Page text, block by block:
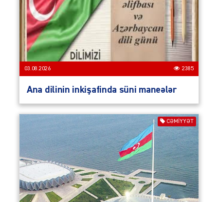
03.08.2026 2385
Ana dilinin inkişafinda süni maneələr
CƏMIYYƏT